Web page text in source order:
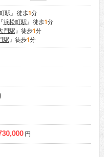
駅』徒歩1分
浜松町駅』徒歩1分
門駅』徒歩1分
駅』徒歩1分
円